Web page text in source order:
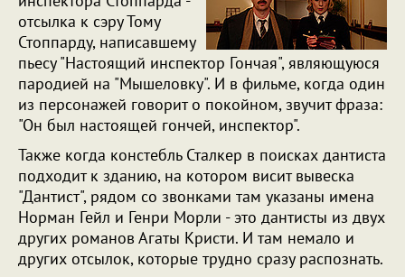
отсылка к сэру Тому
Стоппарду, написавшему
пьесу "Настоящий инспектор Гончая", являющуюся
пародией на "Мышеловку". И в фильме, когда один
из персонажей говорит о покойном, звучит фраза:
"Он был настоящей гончей, инспектор".
Также когда констебль Сталкер в поисках дантиста
подходит к зданию, на котором висит вывеска
"Дантист", рядом со звонками там указаны имена
Норман Гейл и Генри Морли - это дантисты из двух
других романов Агаты Кристи. И там немало и
других отсылок, которые трудно сразу распознать.